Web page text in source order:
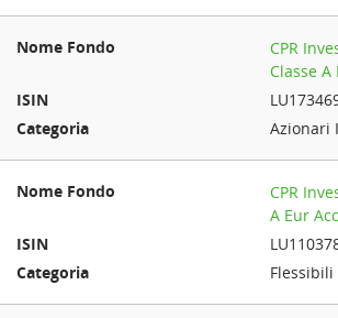
CPR
Classe A
Azionari
CPR
A Eur Acc
Flessibili